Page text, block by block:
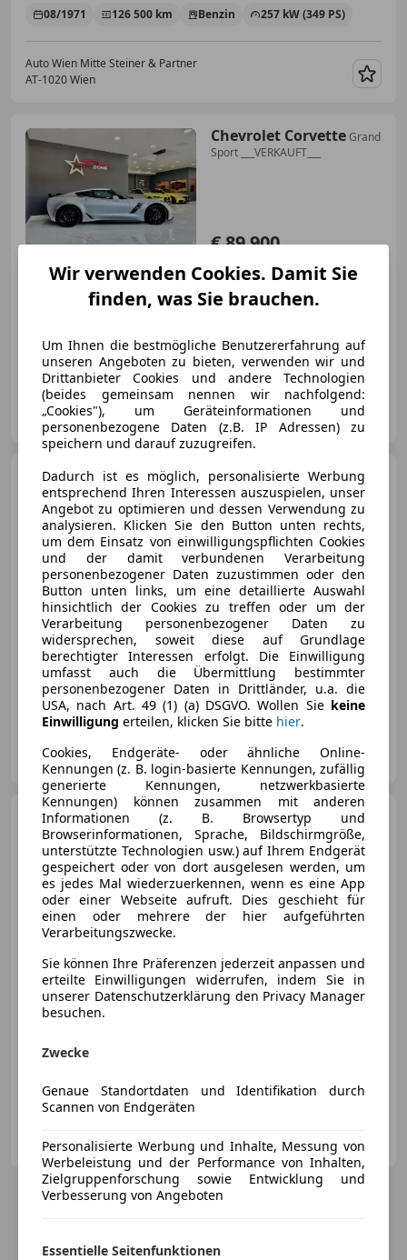
08/1971 126 500 km Benzin 257 kW (349 PS)
Auto Wien Mitte Steiner & Partner
AT-1020 Wien
Chevrolet CorvetteGrand
Sport ___VERKAUFT___
€ 89 900
10/2019 23 800 km Benzin 343 kW (466 PS)
Autozone-Moosbrunn
AT-2440 Moosbrunn
Chevrolet Corvette
//CABRIO//KREDIT//TOP//GARANTIE//
€ 49 880 1
04/2009 115 000 km Benzin 321 kW (436 PS)
AE-Motors e.U.
AT-2320 Schwechat
Chevrolet Corvette
€ 19 500
AT-8044 Weinitzen
Wir verwenden Cookies. Damit Sie
finden, was Sie brauchen.
Um Ihnen die bestmögliche Benutzererfahrung auf
unseren Angeboten zu bieten, verwenden wir und
Drittanbieter Cookies und andere Technologien
(beides gemeinsam nennen wir nachfolgend:
„Cookies"), um Geräteinformationen und
personenbezogene Daten (z.B. IP Adressen) zu
speichern und darauf zuzugreifen.
Dadurch ist es möglich, personalisierte Werbung
entsprechend Ihren Interessen auszuspielen, unser
Angebot zu optimieren und dessen Verwendung zu
analysieren. Klicken Sie den Button unten rechts,
um dem Einsatz von einwilligungspflichten Cookies
und der damit verbundenen Verarbeitung
personenbezogener Daten zuzustimmen oder den
Button unten links, um eine detaillierte Auswahl
hinsichtlich der Cookies zu treffen oder um der
Verarbeitung personenbezogener Daten zu
widersprechen, soweit diese auf Grundlage
berechtigter Interessen erfolgt. Die Einwilligung
umfasst auch die Übermittlung bestimmter
personenbezogener Daten in Drittländer, u.a. die
USA, nach Art. 49 (1) (a) DSGVO. Wollen Sie keine
Einwilligung erteilen, klicken Sie bitte hier.
Cookies, Endgeräte- oder ähnliche Online-
Kennungen (z. B. login-basierte Kennungen, zufällig
generierte Kennungen, netzwerkbasierte
Kennungen) können zusammen mit anderen
Informationen (z. B. Browsertyp und
Browserinformationen, Sprache, Bildschirmgröße,
unterstützte Technologien usw.) auf Ihrem Endgerät
gespeichert oder von dort ausgelesen werden, um
es jedes Mal wiederzuerkennen, wenn es eine App
oder einer Webseite aufruft. Dies geschieht für
einen oder mehrere der hier aufgeführten
Verarbeitungszwecke.
Sie können Ihre Präferenzen jederzeit anpassen und
erteilte Einwilligungen widerrufen, indem Sie in
unserer Datenschutzerklärung den Privacy Manager
besuchen.
Zwecke
Genaue Standortdaten und Identifikation durch
Scannen von Endgeräten
Personalisierte Werbung und Inhalte, Messung von
Werbeleistung und der Performance von Inhalten,
Zielgruppenforschung sowie Entwicklung und
Verbesserung von Angeboten
Essentielle Seitenfunktionen